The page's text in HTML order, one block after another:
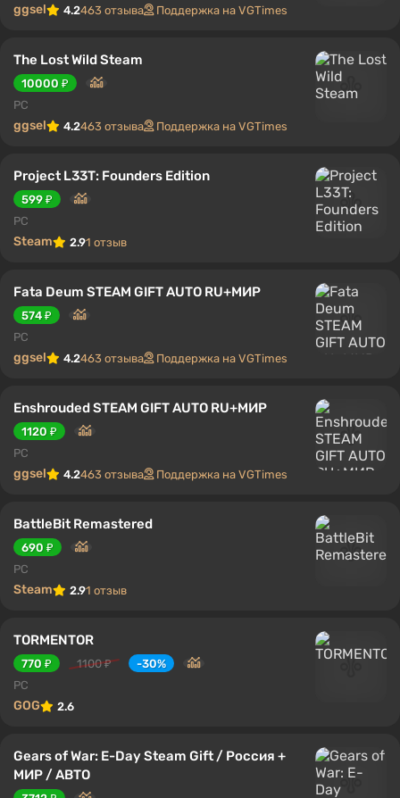
ggsel 4.2463 отзыва Поддержка на VGTimes
The Lost Wild Steam
10000 ₽
PC
ggsel 4.2463 отзыва Поддержка на VGTimes
Project L33T: Founders Edition
599 ₽
PC
Steam 2.91 отзыв
Fata Deum STEAM GIFT AUTO RU+МИР
574 ₽
PC
ggsel 4.2463 отзыва Поддержка на VGTimes
Enshrouded STEAM GIFT AUTO RU+МИР
1120 ₽
PC
ggsel 4.2463 отзыва Поддержка на VGTimes
BattleBit Remastered
690 ₽
PC
Steam 2.91 отзыв
TORMENTOR
770 ₽ 1100 ₽
-30%
PC
GOG 2.6
Gears of War: E-Day Steam Gift / Россия +
МИР / АВТО